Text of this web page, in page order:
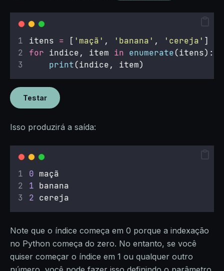
itens = [ ' maçã ' , ' banana ' , ' cereja ' ]
for indice, item in enumerate(itens):
print(indice, item)
Testar
Isso produzirá a saída:
0 maçã
1 banana
2 cereja
Note que o índice começa em 0 porque a indexação
no Python começa do zero. No entanto, se você
quiser começar o índice em 1 ou qualquer outro